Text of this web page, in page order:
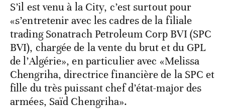
S’il est venu à la City, c’est surtout pour
«s’entretenir avec les cadres de la filiale
trading Sonatrach Petroleum Corp BVI (SPC
BVI), chargée de la vente du brut et du GPL
de l’Algérie», en particulier avec «Melissa
Chengriha, directrice financière de la SPC et
ﬁlle du très puissant chef d’état-major des
armées, Saïd Chengriha».